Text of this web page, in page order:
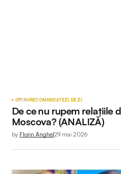
OPINIIRECOMANDATEZI DE ZI
De ce nu rupem relațiile
Moscova? (ANALIZĂ)
by Florin Anghel29 mai 2026